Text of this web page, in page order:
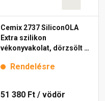
Cemix 2737 SiliconOLA
Extra szilikon
vékonyvakolat, dörzsölt 2
Rendelésre
51 380 Ft / vödör